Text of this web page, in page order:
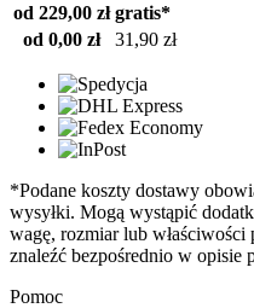
od 229,00 zł gratis*
od 0,00 zł
31,90 zł
*Podane koszty dostawy
wysyłki. Mogą wystąpić
wagę, rozmiar lub
znaleźć bezpośrednio w opisie
Pomoc